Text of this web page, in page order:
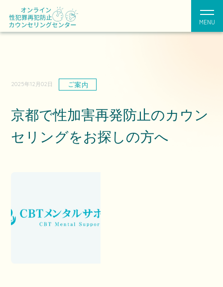
MENU
2025年12月02日 ご案内
京都で性加害再発防止のカウン
セリングをお探しの方へ